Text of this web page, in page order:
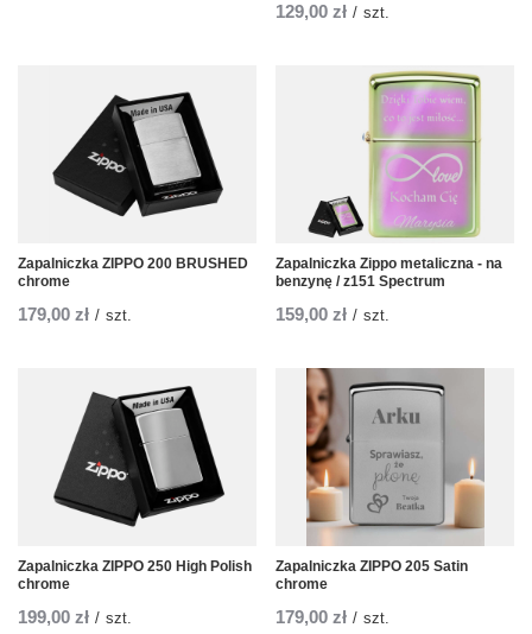
129,00 zł / szt.
Zapalniczka ZIPPO 200 BRUSHED
chrome
179,00 zł / szt.
Zapalniczka Zippo metaliczna - na
benzynę / z151 Spectrum
159,00 zł / szt.
Zapalniczka ZIPPO 250 High Polish
chrome
199,00 zł / szt.
Zapalniczka ZIPPO 205 Satin
chrome
179,00 zł / szt.